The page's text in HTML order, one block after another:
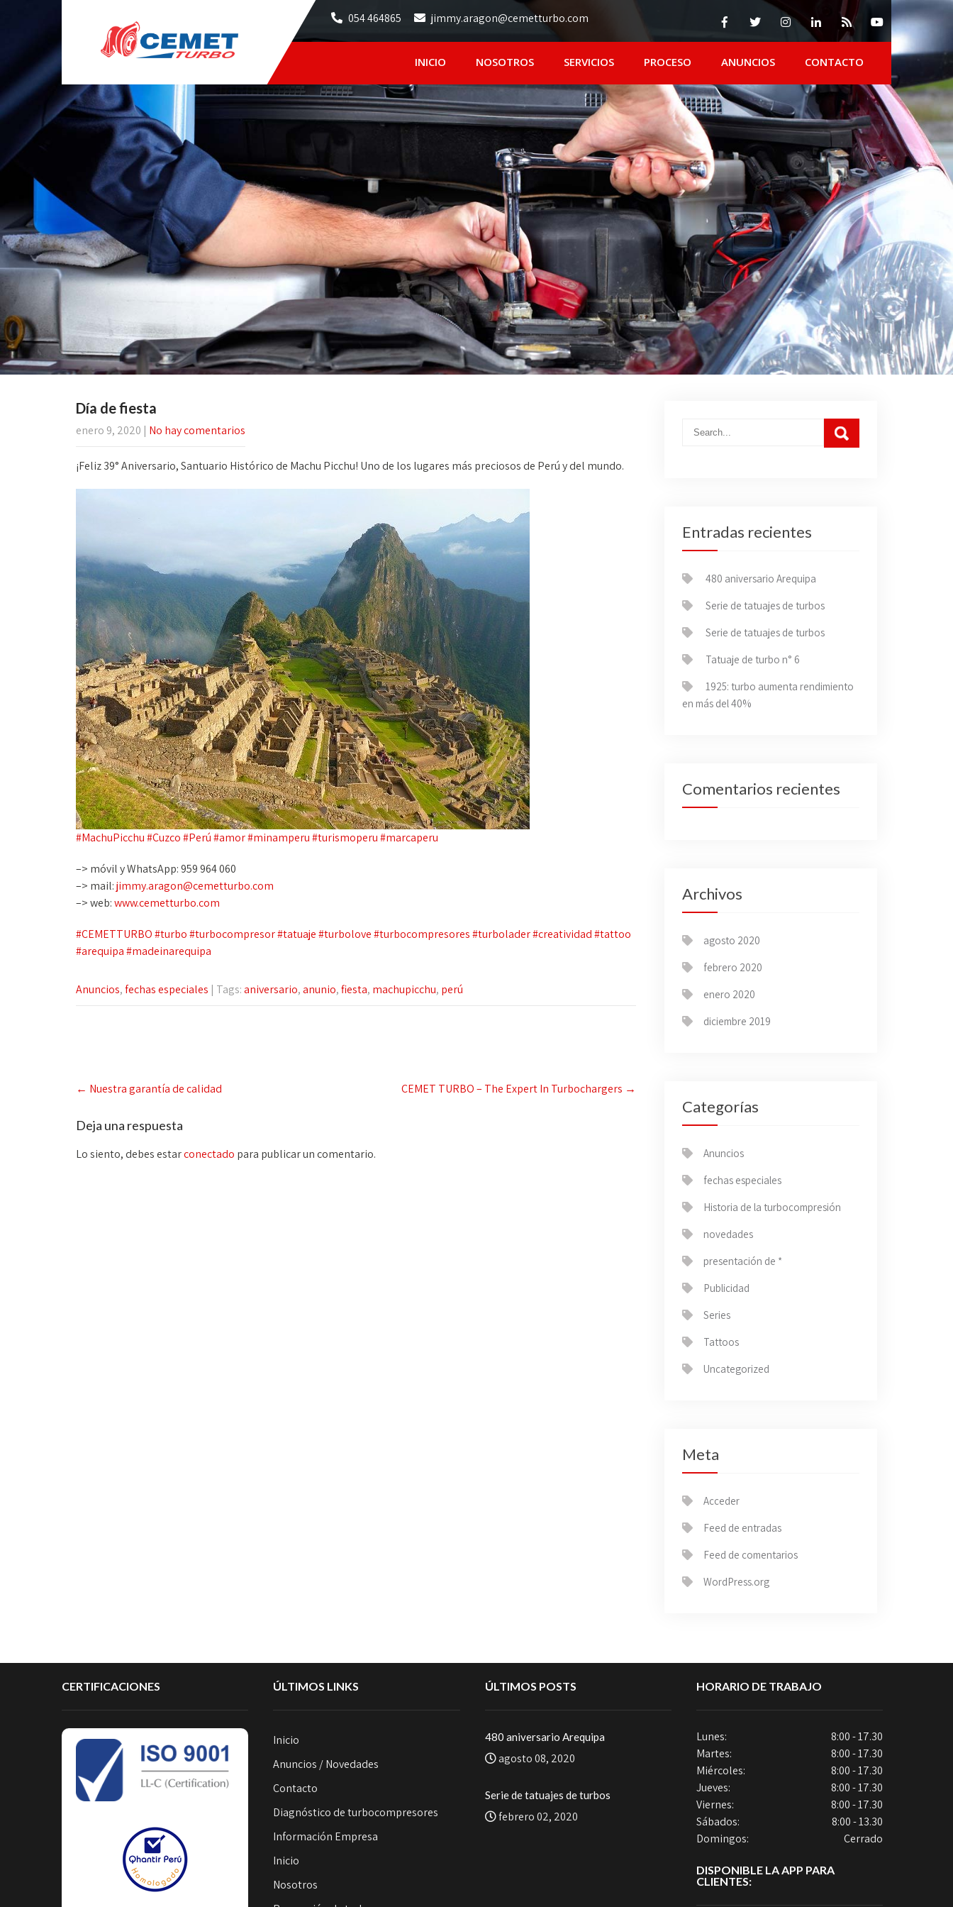
054 464865 jimmy.aragon@cemetturbo.com
INICIO NOSOTROS SERVICIOS PROCESO ANUNCIOS CONTACTO
Día de fiesta
enero 9, 2020 | No hay comentarios
¡Feliz 39° Aniversario, Santuario Histórico de Machu Picchu! Uno de los lugares más preciosos de Perú y del mundo.
#MachuPicchu#Cuzco#Perú#amor#minamperu#turismoperu#marcaperu
–> móvil y WhatsApp: 959 964 060
–> mail:jimmy.aragon@cemetturbo.com
–> web:www.cemetturbo.com
#CEMETTURBO#turbo#turbocompresor#tatuaje#turbolove#turbocompresores#turbolader#creatividad#tattoo
#arequipa#madeinarequipa
Anuncios,fechas especiales | Tags:aniversario,anunio,fiesta, machupicchu, perú
Post
navigation
← Nuestra garantía de calidad CEMET TURBO – The Expert In Turbochargers →
Deja una respuesta
Lo siento, debes estarconectado para publicar un comentario.
Entradas recientes
480 aniversario Arequipa
Serie de tatuajes de turbos
Serie de tatuajes de turbos
Tatuaje de turbo n° 6
1925: turbo aumenta rendimiento
en más del 40%
Comentarios recientes
Archivos
agosto 2020
febrero 2020
enero 2020
diciembre 2019
Categorías
Anuncios
fechas especiales
Historia de la turbocompresión
novedades
presentación de *
Publicidad
Series
Tattoos
Uncategorized
Meta
Acceder
Feed de entradas
Feed de comentarios
WordPress.org
CERTIFICACIONES ÚLTIMOS LINKS
Inicio
Anuncios / Novedades
Contacto
Diagnóstico de turbocompresores
Información Empresa
Inicio
Nosotros
ÚLTIMOS POSTS
480 aniversario Arequipa
agosto 08, 2020
Serie de tatuajes de turbos
febrero 02, 2020
HORARIO DE TRABAJO
Lunes:
8:00 - 17.30
Martes:
8:00 - 17.30
Miércoles:
8:00 - 17.30
Jueves:
8:00 - 17.30
Viernes:
8:00 - 17.30
Sábados:
8:00 - 13.30
Domingos:
Cerrado
DISPONIBLE LA APP PARA
CLIENTES: